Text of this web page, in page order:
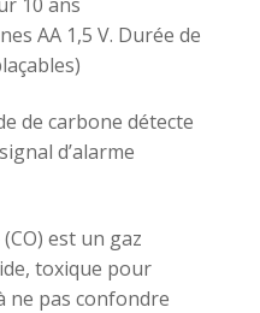
AA 1,5 V. Durée de
de carbone détecte
d’alarme
est un gaz
toxique pour
ne pas confondre